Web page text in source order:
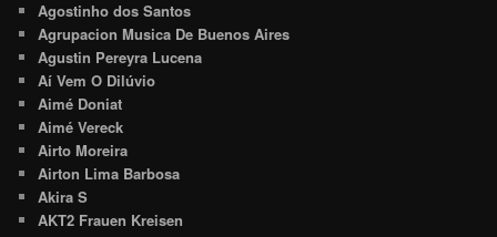
Agostinho dos Santos
Agrupacion Musica De Buenos Aires
Agustin Pereyra Lucena
Aí Vem O Dilúvio
Aimé Doniat
Aimé Vereck
Airto Moreira
Airton Lima Barbosa
Akira S
AKT2 Frauen Kreisen